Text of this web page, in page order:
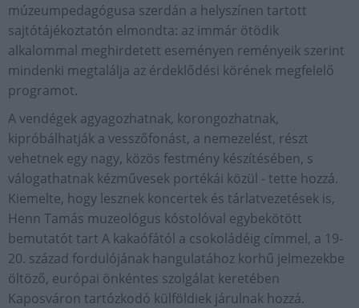
múzeumpedagógusa szerdán a helyszínen tartott
sajtótájékoztatón elmondta: az immár ötödik
alkalommal meghirdetett eseményen reményeik szerint
mindenki megtalálja az érdeklődési körének megfelelő
programot.
A vendégek agyagozhatnak, korongozhatnak,
kipróbálhatják a vesszőfonást, a nemezelést, részt
vehetnek egy nagy, közös festmény készítésében, s
válogathatnak kézművesek portékái közül - tette hozzá.
Kiemelte, hogy lesznek koncertek és tárlatvezetések is,
Henn Tamás muzeológus kóstolóval egybekötött
bemutatót tart A kakaófától a csokoládéig címmel, a 19-
20. század fordulójának hangulatához korhű jelmezekbe
öltöző, európai önkéntes szolgálat keretében
Kaposváron tartózkodó külföldiek járulnak hozzá.